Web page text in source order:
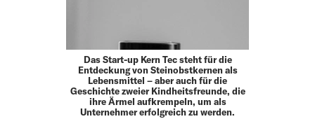
Das Start-up Kern Tec steht für die
Entdeckung von Steinobstkernen als
Lebensmittel – aber auch für die
Geschichte zweier Kindheitsfreunde, die
ihre Ärmel aufkrempeln, um als
Unternehmer erfolgreich zu werden.